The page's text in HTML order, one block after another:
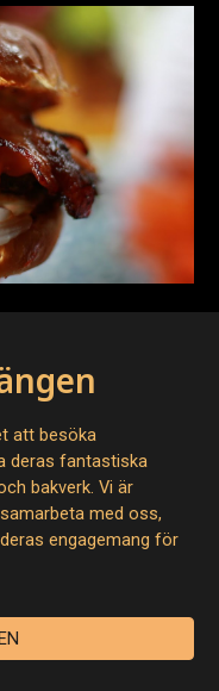
att besöka
deras fantastiska
bakverk. Vi är
med oss,
engagemang för